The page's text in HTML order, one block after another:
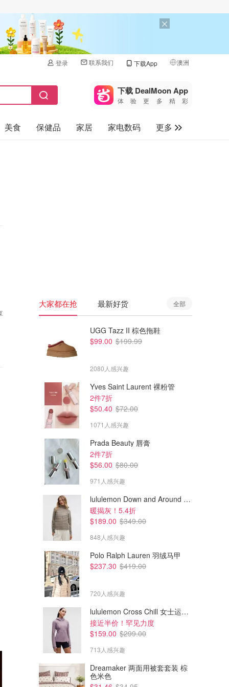
登录 联系我们 下载App 澳洲
🇺🇸
🇨🇳 中国
🇨🇦加拿大
下载 DealMoon App
体验更多精彩
美食 保健品 家居 家电数码
更多
大家都在抢 最新好货 全部
UGG Tazz II 棕色拖鞋
$99.00 $199.99
2080人感兴趣
Yves Saint Laurent 裸粉管
2件7折
$50.40 $72.00
1071人感兴趣
Prada Beauty 唇膏
2件7折
$56.00 $80.00
971人感兴趣
lululemon Down and Around 羽绒夹克
暖揭灰！5.4折
$189.00 $349.00
848人感兴趣
Polo Ralph Lauren 羽绒马甲
$237.30 $419.00
720人感兴趣
lululemon Cross Chill 女士运动外套
接近半价！罕见力度
$159.00 $299.00
713人感兴趣
Dreamaker 两面用被套套装 棕
色米色